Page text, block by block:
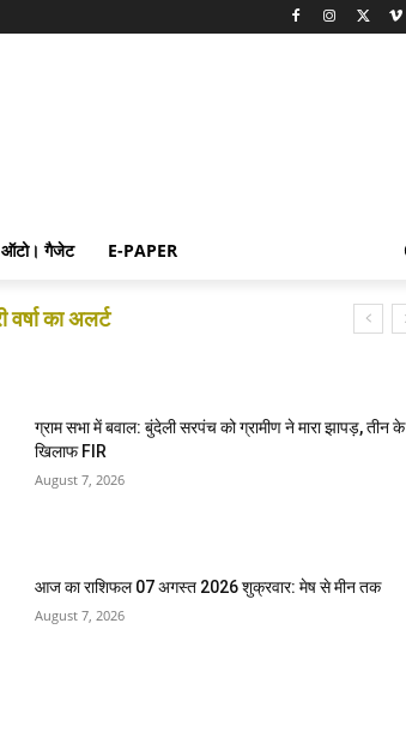
ऑटो। गैजेट E-PAPER
का अलर्ट
ग्राम सभा में बवाल: बुंदेली सरपंच को ग्रामीण ने मारा झापड़, तीन के
खिलाफ FIR
August 7, 2026
आज का राशिफल 07 अगस्त 2026 शुक्रवार: मेष से मीन तक
August 7, 2026